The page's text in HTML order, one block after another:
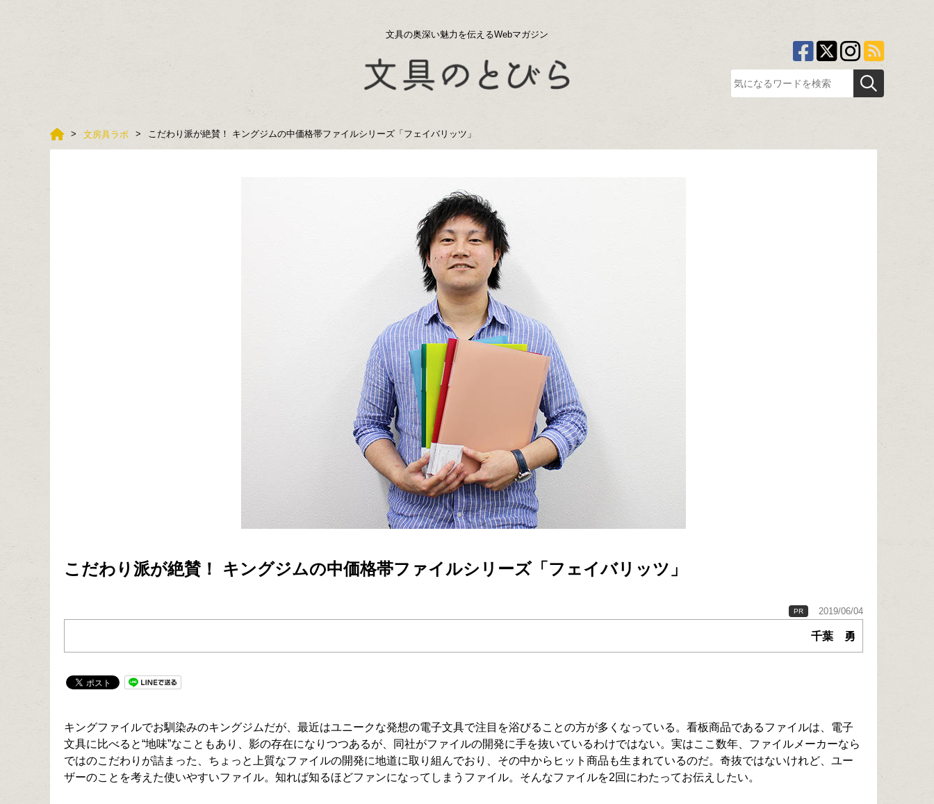
文具の奥深い魅力を伝えるWebマガジン
文房具ラボ こだわり派が絶賛！ キングジムの中価格帯ファイルシリーズ「フェイバリッツ」
こだわり派が絶賛！ キングジムの中価格帯ファイルシリーズ「フェイバリッツ」
PR 2019/06/04
千葉 勇
キングファイルでお馴染みのキングジムだが、最近はユニークな発想の電子文具で注目を浴びることの方が多くなっている。看板商品であるファイルは、電子
文具に比べると“地味”なこともあり、影の存在になりつつあるが、同社がファイルの開発に手を抜いているわけではない。実はここ数年、ファイルメーカーなら
ではのこだわりが詰まった、ちょっと上質なファイルの開発に地道に取り組んでおり、その中からヒット商品も生まれているのだ。奇抜ではないけれど、ユー
ザーのことを考えた使いやすいファイル。知れば知るほどファンになってしまうファイル。そんなファイルを2回にわたってお伝えしたい。